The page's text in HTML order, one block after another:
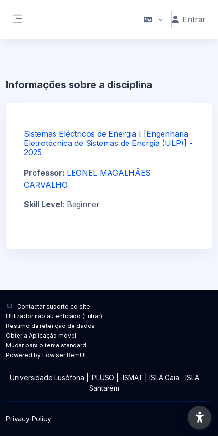
Entrar
Informações sobre a disciplina
Sistemas Eléctricos de Energia I [Engenharia
Eletrotécnica de Sistemas de Energia (ULP)] -
2025
Professor: LEONEL MAGALHÃES
CARVALHO
Skill Level: Beginner
Contactar suporte do site
Utilizador não autenticado (Entrar)
Resumo da retenção de dados
Obter a Aplicação móvel
Mudar para o tema standard
Powered by Edwiser RemUI
Universidade Lusófona IPLUSO ISMAT ISLA Gaia
ISLA
Santarém
Privacy Policy